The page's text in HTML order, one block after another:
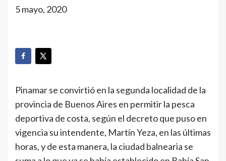
5 mayo, 2020
Pinamar se convirtió en la segunda localidad de la
provincia de Buenos Aires en permitir la pesca
deportiva de costa, según el decreto que puso en
vigencia su intendente, Martín Yeza, en las últimas
horas, y de esta manera, la ciudad balnearia se